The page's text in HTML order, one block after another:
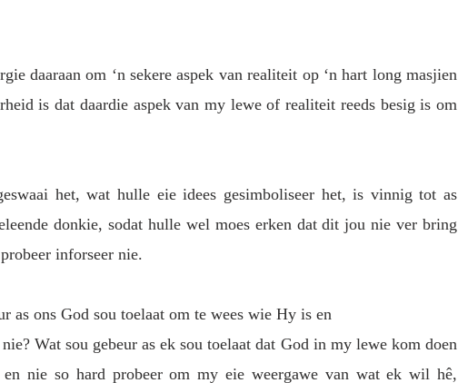
daaraan om ‘n sekere aspek van realiteit op ‘n hart long masjien
is dat daardie aspek van my lewe of realiteit reeds besig is om
het, wat hulle eie idees gesimboliseer het, is vinnig tot as
donkie, sodat hulle wel moes erken dat dit jou nie ver bring
inforseer nie.
as ons God sou toelaat om te wees wie Hy is en
Wat sou gebeur as ek sou toelaat dat God in my lewe kom doen
en nie so hard probeer om my eie weergawe van wat ek wil hê,